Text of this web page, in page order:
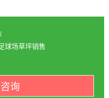
球场草坪销售
询